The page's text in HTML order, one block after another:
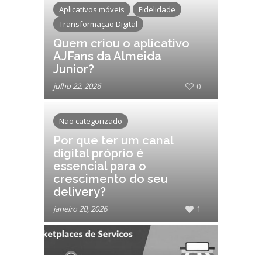
Aplicativos móveis
Fidelidade
Transformação Digital
Quem criou o aplicativo
AJFans da Almeida
Junior?
julho 22, 2026 0
Não categorizado
Por que ter um canal
digital próprio é
essencial para o
crescimento do seu
delivery?
janeiro 20, 2026 1